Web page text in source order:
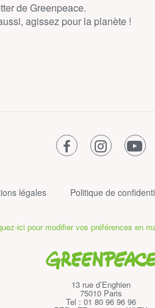
de Greenpeace.
agissez pour la planète !
facebookinstagram
légales Politique de
ici pour modifier vos préférences en
Greenpeace
13 rue d’Enghien
75010 Paris
Tel : 01 80 96 96 96